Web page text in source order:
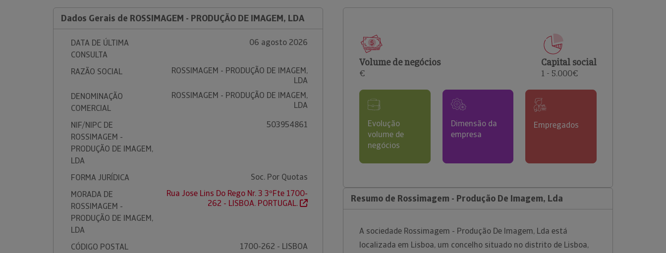
comerciais e analisar o risco de incumprimento dos
Dados Gerais de ROSSIMAGEM - PRODUÇÃO DE IMAGEM, LDA
DATA DE ÚLTIMA
CONSULTA
06 agosto 2026
RAZÃO SOCIAL
ROSSIMAGEM - PRODUÇÃO DE IMAGEM,
LDA
DENOMINAÇÃO
COMERCIAL
ROSSIMAGEM - PRODUÇÃO DE IMAGEM,
LDA
NIF/NIPC DE
ROSSIMAGEM -
PRODUÇÃO DE IMAGEM,
LDA
503954861
FORMA JURÍDICA
Soc. Por Quotas
MORADA DE
ROSSIMAGEM -
PRODUÇÃO DE IMAGEM,
LDA
Rua Jose Lins Do Rego Nr. 3 3ºFte 1700-
262 - LISBOA. PORTUGAL.
CÓDIGO POSTAL
1700-262 - LISBOA
Volume de negócios
€
Capital social
1 - 5.000€
Evolução
volume de
negócios
Dimensão da
empresa
Empregados
Resumo de Rossimagem - Produção De Imagem, Lda
A sociedade Rossimagem - Produção De Imagem, Lda está
localizada em Lisboa, um concelho situado no distrito de Lisboa,